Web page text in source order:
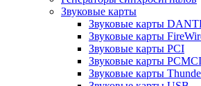
Звуковые карты
Звуковые карты
Звуковые карты
Звуковые карты PCI
Звуковые карты
Звуковые карты